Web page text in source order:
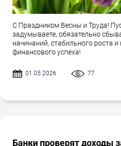
С Праздником Весны и Труда!
задумываете, обязательно
начинаний, стабильного роста и
финансового успеха!
01.05.2026 77
Банки проверят доходы